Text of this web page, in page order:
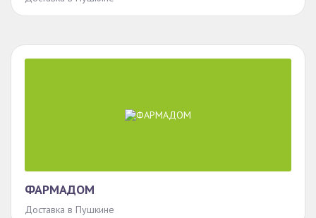
ФАРМАДОМ
Доставка в Пушкине